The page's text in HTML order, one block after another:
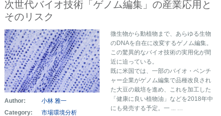
次世代バイオ技術「ゲノム編集」の産業応用と
そのリスク
微生物から動植物まで、あらゆる生物
のDNAを自在に改変するゲノム編集。
この驚異的なバイオ技術の実用化が間
近に迫っている。
既に米国では、一部のバイオ・ベンチ
ャー企業がゲノム編集で品種改良され
た大豆の栽培を進め、これを加工した
「健康に良い植物油」などを2018年中
にも発売する予定。一 ... …
Author:
小林 雅一
Category:
市場環境分析